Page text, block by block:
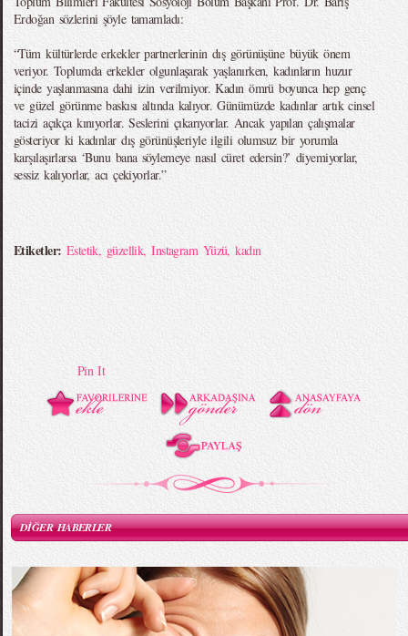
Erdoğan sözlerini şöyle tamamladı:
“Tüm kültürlerde erkekler partnerlerinin dış görünüşüne büyük önem
veriyor. Toplumda erkekler olgunlaşarak yaşlanırken, kadınların huzur
içinde yaşlanmasına dahi izin verilmiyor. Kadın ömrü boyunca hep genç
ve güzel görünme baskısı altında kalıyor. Günümüzde kadınlar artık cinsel
tacizi açıkça kınıyorlar. Seslerini çıkarıyorlar. Ancak yapılan çalışmalar
gösteriyor ki kadınlar dış görünüşleriyle ilgili olumsuz bir yorumla
karşılaşırlarsa ‘Bunu bana söylemeye nasıl cüret edersin?’ diyemiyorlar,
sessiz kalıyorlar, acı çekiyorlar.”
Etiketler: Estetik, güzellik,Instagram Yüzü,kadın
Pin It
DİĞER HABERLER